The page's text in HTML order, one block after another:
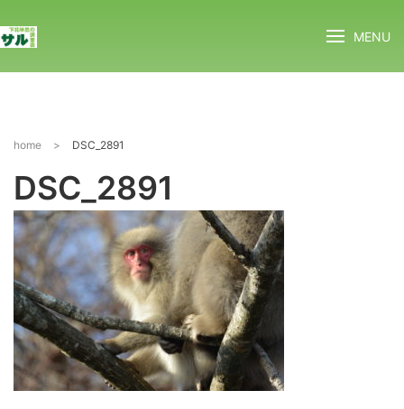
MENU
home > DSC_2891
DSC_2891